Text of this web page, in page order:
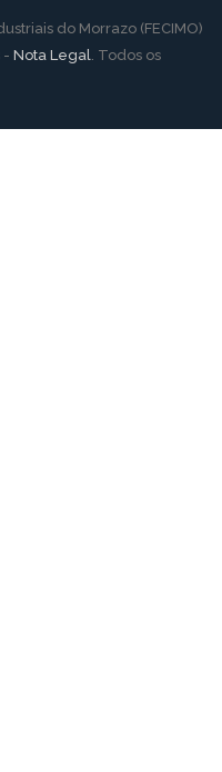
do Morrazo (FECIMO)
- Nota Legal . Todos os